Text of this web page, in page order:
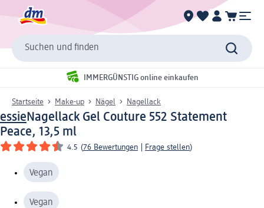
Suchen und finden
IMMERGÜNSTIG online einkaufen
Startseite Make-up Nägel Nagellack
essieNagellack Gel Couture 552 Statement
Peace, 13,5 ml
4.5 (76 Bewertungen Frage stellen)
Vegan
Vegan